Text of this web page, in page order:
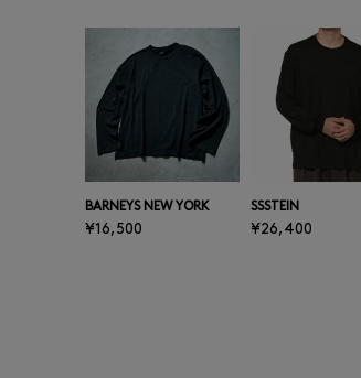
BARNEYS NEW YORK
¥16,500
SSSTEIN
¥26,400